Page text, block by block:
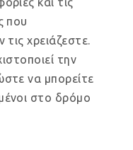
που
χρειάζεστε.
την
να μπορείτε
στο δρόμο